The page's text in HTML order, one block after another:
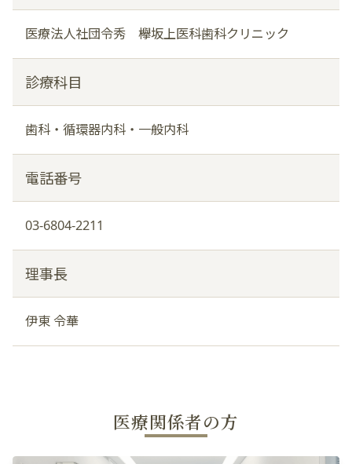
医療法人社団令秀 欅坂上医科歯科クリニック
診療科目
歯科・循環器内科・一般内科
電話番号
03-6804-2211
理事長
伊東 令華
医療関係者の方